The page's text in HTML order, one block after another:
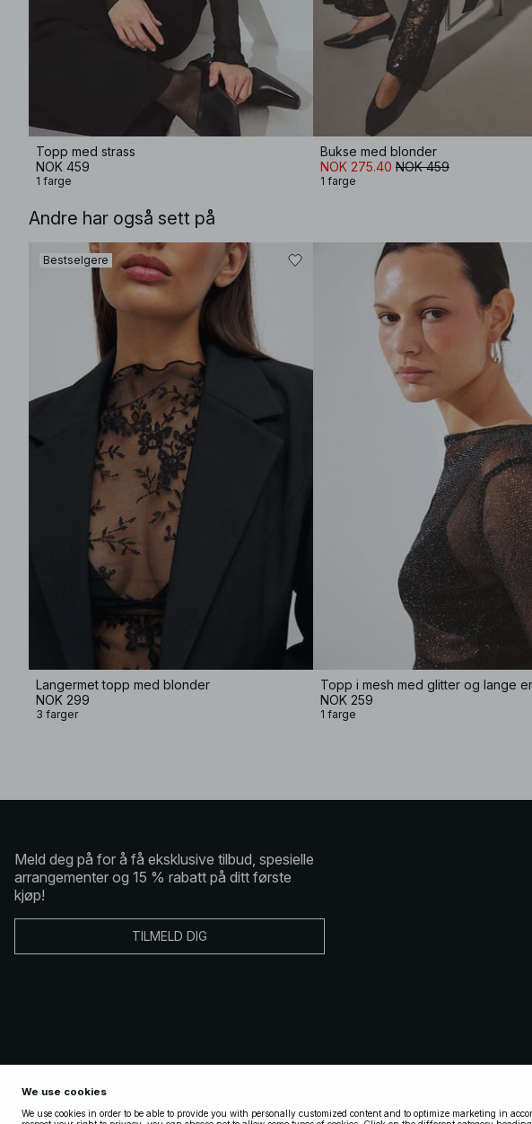
Topp med strass
NOK 459
1 farge
Bukse med blonder
NOK 275.40 NOK 459
1 farge
Andre har også sett på
Bestselgere
Langermet topp med blonder
NOK 299
3 farger
Topp i mesh med glitter og lange
NOK 259
1 farge
Meld deg på for å få eksklusive tilbud, spesielle
arrangementer og 15 % rabatt på ditt første
kjøp!
TILMELD DIG